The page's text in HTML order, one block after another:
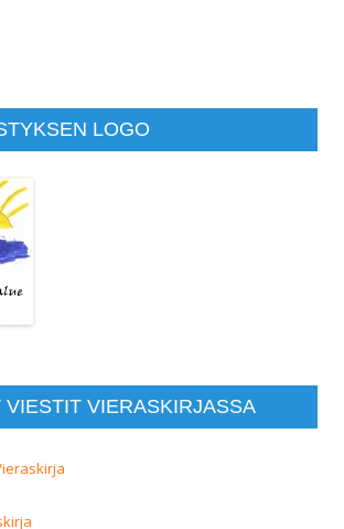
LOGO
VIESTIT VIERASKIRJASSA